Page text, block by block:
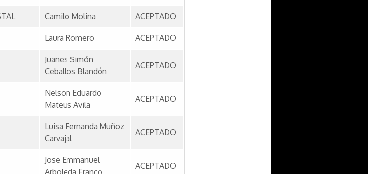
Camilo Molina ACEPTADO
Laura Romero ACEPTADO
Juanes Simón
Ceballos Blandón
ACEPTADO
Nelson Eduardo
Mateus Avila
ACEPTADO
Luisa Fernanda Muñoz
Carvajal
ACEPTADO
Jose Emmanuel
Arboleda Franco
ACEPTADO